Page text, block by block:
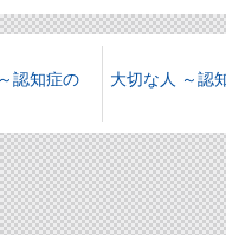
認知症の
大切な人 ～認